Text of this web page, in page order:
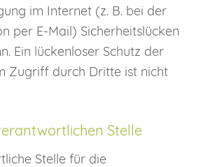
im Internet (z. B. bei der
per E-Mail) Sicherheitslücken
Ein lückenloser Schutz der
Zugriff durch Dritte ist nicht
Stelle
Stelle für die